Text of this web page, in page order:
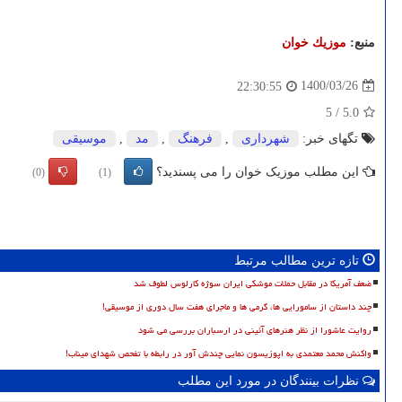
منبع: موزیك خوان
1400/03/26
22:30:55
5.0
/
5
تگهای خبر:
شهرداری , فرهنگ , مد , موسیقی
این مطلب موزیک خوان را می پسندید؟ (1)
(0)
تازه ترین مطالب مرتبط
ضعف آمریکا در مقابل حملات موشکی ایران سوژه کارلوس لطوف شد
چند داستان از سامورایی ها، گرمی ها و ماجرای هفت سال دوری از موسیقی!
روایت عاشورا از نظر هنرهای آئینی در ارسباران بررسی می شود
واکنش محمد معتمدی به اپوزیسون نمایی چندش آور در رابطه با تفحص شهدای میناب!
نظرات بینندگان در مورد این مطلب